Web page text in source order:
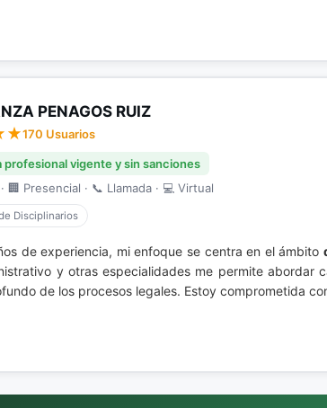
PENAGOS RUIZ
170 Usuarios
profesional vigente y sin sanciones
🏢 Presencial · 📞 Llamada · 💻 Virtual
Disciplinarios
de experiencia, mi enfoque se centra en el ámbito
y otras especialidades me permite
de los procesos legales. Estoy comprometida